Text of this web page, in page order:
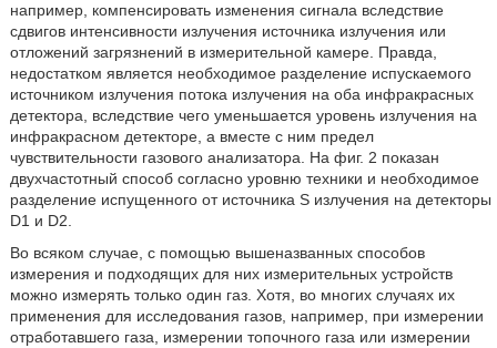
например, компенсировать изменения сигнала вследствие
сдвигов интенсивности излучения источника излучения или
отложений загрязнений в измерительной камере. Правда,
недостатком является необходимое разделение испускаемого
источником излучения потока излучения на оба инфракрасных
детектора, вследствие чего уменьшается уровень излучения на
инфракрасном детекторе, а вместе с ним предел
чувствительности газового анализатора. На фиг. 2 показан
двухчастотный способ согласно уровню техники и необходимое
разделение испущенного от источника S излучения на детекторы
D1 и D2.
Во всяком случае, с помощью вышеназванных способов
измерения и подходящих для них измерительных устройств
можно измерять только один газ. Хотя, во многих случаях их
применения для исследования газов, например, при измерении
отработавшего газа, измерении топочного газа или измерении